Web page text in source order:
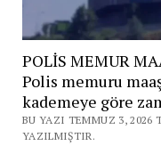
POLİS MEMUR
Polis memuru
kademeye göre
BU YAZI TEMMUZ 3, 2026
YAZILMIŞTIR.